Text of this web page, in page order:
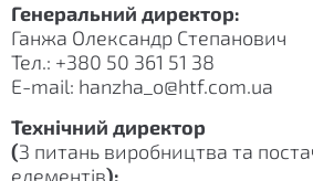
Генеральний директор:
Ганжа Олександр Степанович
Тел.: +380 50 361 51 38
E-mail: hanzha_о@htf.com.ua
Технічний директор
(З питань виробництва та
елементів):